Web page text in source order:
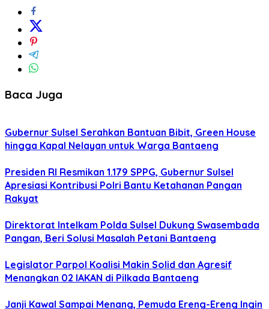
Baca Juga
Gubernur Sulsel Serahkan Bantuan Bibit, Green House
hingga Kapal Nelayan untuk Warga Bantaeng
Presiden RI Resmikan 1.179 SPPG, Gubernur Sulsel
Apresiasi Kontribusi Polri Bantu Ketahanan Pangan
Rakyat
Direktorat Intelkam Polda Sulsel Dukung Swasembada
Pangan, Beri Solusi Masalah Petani Bantaeng
Legislator Parpol Koalisi Makin Solid dan Agresif
Menangkan 02 IAKAN di Pilkada Bantaeng
Janji Kawal Sampai Menang, Pemuda Ereng-Ereng Ingin